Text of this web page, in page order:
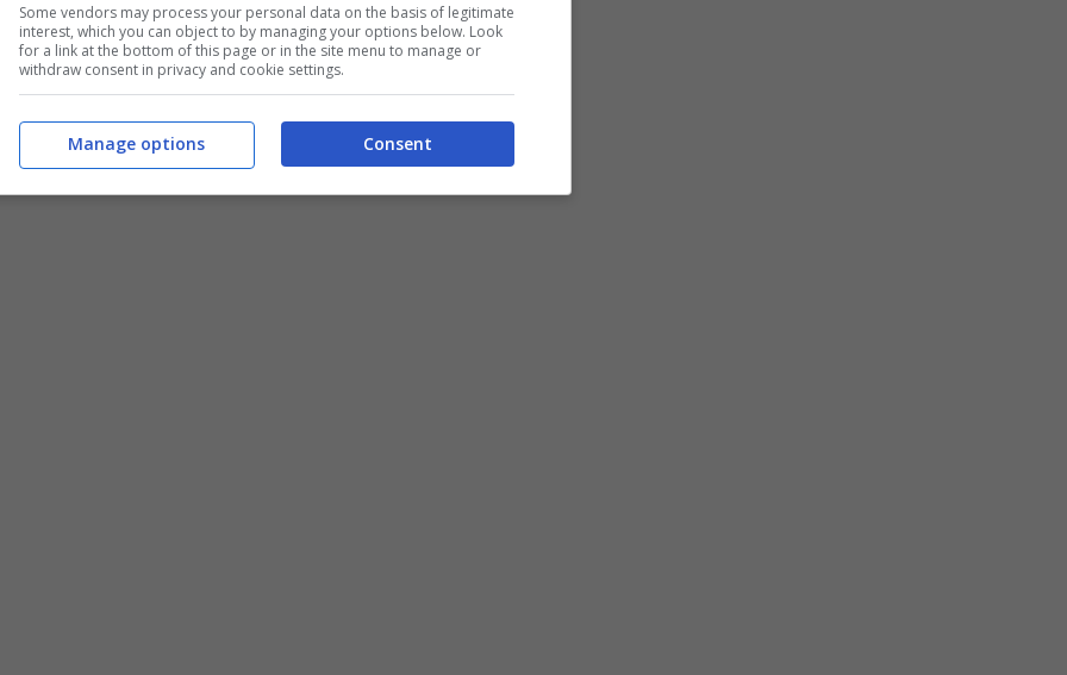
Some vendors may process your personal data on the basis of legitimate
interest, which you can object to by managing your options below. Look
for a link at the bottom of this page or in the site menu to manage or
withdraw consent in privacy and cookie settings.
Consent
Manage options